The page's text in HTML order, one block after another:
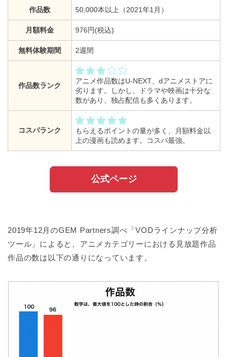
作品数 50,000本以上（2021年1月）
月額料金 976円(税込)
無料体験期間 2週間
作品数ランク
アニメ作品数はU-NEXT、dアニメストアに
劣ります。しかし、ドラマや映画は十分な
数があり、独占配信も多くあります。
コスパランク
もらえるポイントの量が多く、月額料金以
上の漫画も読めます。コスパ最強。
公式ページ
2019年12月のGEM Partners調べ「VODラインナップ分析
ツール」によると、アニメカテゴリーにおける見放題作品
作品の数は以下の通りになっています。